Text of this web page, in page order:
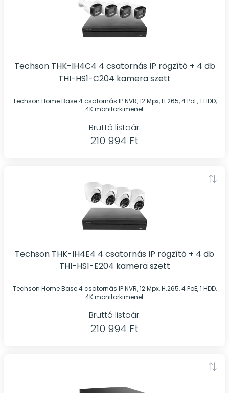
Techson THK-IH4C4 4 csatornás IP rögzítő + 4 db
THI-HS1-C204 kamera szett
Techson Home Base 4 csatornás IP NVR, 12 Mpx, H.265, 4 PoE, 1 HDD,
4K monitorkimenet
Bruttó listaár:
210 994 Ft
Techson THK-IH4E4 4 csatornás IP rögzítő + 4 db
THI-HS1-E204 kamera szett
Techson Home Base 4 csatornás IP NVR, 12 Mpx, H.265, 4 PoE, 1 HDD,
4K monitorkimenet
Bruttó listaár:
210 994 Ft